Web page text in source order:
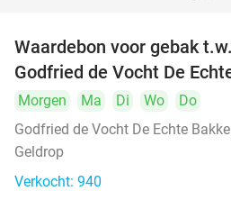
Waardebon voor gebak
Godfried de Vocht De
Morgen Ma Di Wo
Do
Godfried de Vocht De Echte
Geldrop
Verkocht: 940